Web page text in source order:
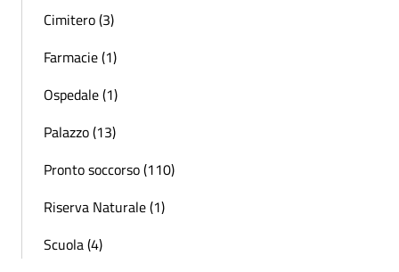
Cimitero (3)
Farmacie (1)
Ospedale (1)
Palazzo (13)
Pronto soccorso (110)
Riserva Naturale (1)
Scuola (4)